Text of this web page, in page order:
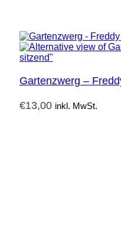
Gartenzwerg –
€13,00 inkl. MwSt.